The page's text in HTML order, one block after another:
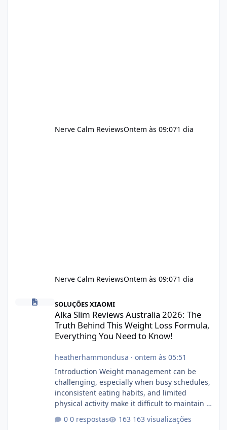
Nerve Calm ReviewsOntem às 09:071 dia
Nerve Calm ReviewsOntem às 09:071 dia
Alka Slim Reviews Australia 2026: The Truth Behind This
SOLUÇÕES XIAOMI
Alka Slim Reviews Australia 2026: The
Truth Behind This Weight Loss Formula,
Everything You Need to Know!
heatherhammondusa · ontem às 05:51
Introduction Weight management can be
challenging, especially when busy schedules,
inconsistent eating habits, and limited
physical activity make it difficult to maintain a
healthy routine. As a result, many people look
for dietary supplements that may
0 respostas 163 visualizações